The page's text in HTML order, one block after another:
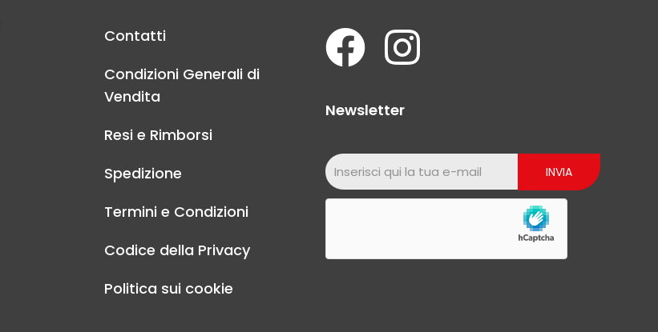
Contatti
Condizioni Generali di
Vendita
Resi e Rimborsi
Spedizione
Termini e Condizioni
Codice della Privacy
Politica sui cookie
Newsletter